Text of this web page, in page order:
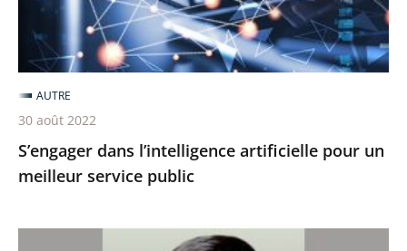
service
public
S’engager dans l’intelligence artificielle pour un
meilleur service public
AUTRE
30 août 2022